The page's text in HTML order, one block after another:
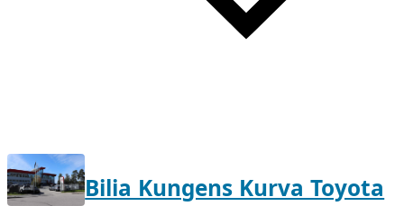
Bilia Kungens Kurva Toyota